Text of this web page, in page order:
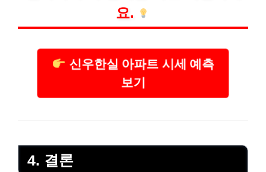
요.
신우한실 아파트 시세 예측
보기
4. 결론